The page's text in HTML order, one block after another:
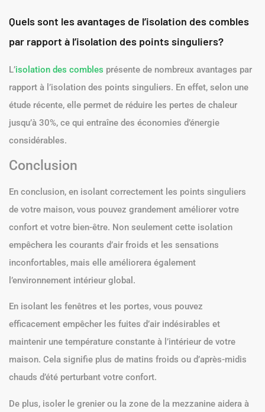
Quels sont les avantages de l’isolation des combles
par rapport à l’isolation des points singuliers?
L’isolation des combles présente de nombreux avantages par
rapport à l’isolation des points singuliers. En effet, selon une
étude récente, elle permet de réduire les pertes de chaleur
jusqu’à 30%, ce qui entraîne des économies d’énergie
considérables.
Conclusion
En conclusion, en isolant correctement les points singuliers
de votre maison, vous pouvez grandement améliorer votre
confort et votre bien-être. Non seulement cette isolation
empêchera les courants d’air froids et les sensations
inconfortables, mais elle améliorera également
l’environnement intérieur global.
En isolant les fenêtres et les portes, vous pouvez
efficacement empêcher les fuites d’air indésirables et
maintenir une température constante à l’intérieur de votre
maison. Cela signifie plus de matins froids ou d’après-midis
chauds d’été perturbant votre confort.
De plus, isoler le grenier ou la zone de la mezzanine aidera à